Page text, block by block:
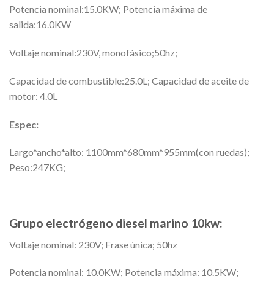
Potencia nominal:15.0KW; Potencia máxima de
salida:16.0KW
Voltaje nominal:230V, monofásico;50hz;
Capacidad de combustible:25.0L; Capacidad de aceite de
motor: 4.0L
Espec:
Largo*ancho*alto: 1100mm*680mm*955mm(con ruedas);
Peso:247KG;
Grupo electrógeno diesel marino 10kw:
Voltaje nominal: 230V; Frase única; 50hz
Potencia nominal: 10.0KW; Potencia máxima: 10.5KW;